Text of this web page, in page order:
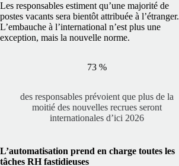
Les responsables estiment qu’une majorité de
postes vacants sera bientôt attribuée à l’étranger.
L’embauche à l’international n’est plus une
exception, mais la nouvelle norme.
73 %
des responsables prévoient que plus de la
moitié des nouvelles recrues seront
internationales d’ici 2026
L’automatisation prend en charge toutes les
tâches RH fastidieuses